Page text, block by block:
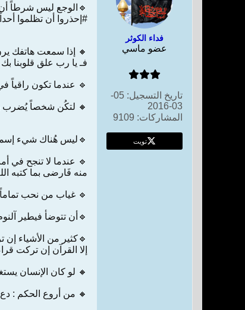
فداء الكوثر
عضو ماسي
تاريخ التسجيل:
05-
03-2016
المشاركات: 9109
تويت
🔹الوجع ليس شرطاً
#إحذروا أن تظلموا
🔸 إذا سمعت هاتفك
فـ يا رب علق قلوبنا
🔹 عندما تكون راقياً
🔸 لتكُن شخصاً يُضرب بهِ
🔹ليس هُناك شيء إسمه
🔹 عندما لا تنجح في
منه فَارضى بما كتبه
🔹 غياب من نحب تماماً
🔹أن تتوضأ فيطير
🔹كثير من الأشياء إن
إلا القرآن إن تركت
🔸 لو كان الإنسان
🔸 من أروع الحكم : دع